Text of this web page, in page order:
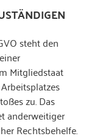
steht den
Mitgliedstaat
zu. Das
anderweitiger
Rechtsbehelfe.